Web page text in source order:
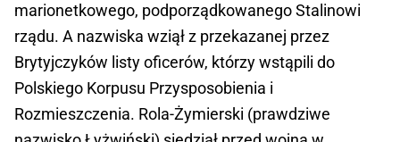
marionetkowego, podporządkowanego Stalinowi
rządu. A nazwiska wziął z przekazanej przez
Brytyjczyków listy oficerów, którzy wstąpili do
Polskiego Korpusu Przysposobienia i
Rozmieszczenia. Rola-Żymierski (prawdziwe